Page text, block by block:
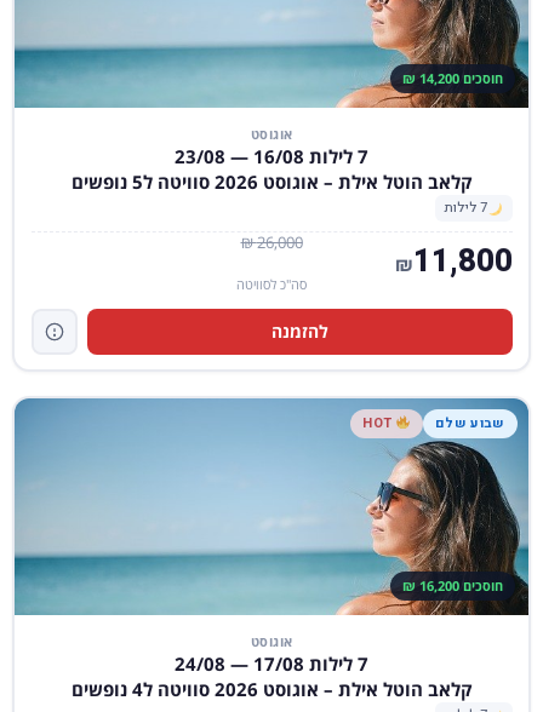
חוסכים 14,200 ₪
אוגוסט
7 לילות 16/08 — 23/08
קלאב הוטל אילת – אוגוסט 2026 סוויטה ל5 נופשים
7 לילות
26,000 ₪ 11,800
₪
סה"כ לסוויטה
להזמנה
שבוע שלם
חוסכים 16,200 ₪
אוגוסט
7 לילות 17/08 — 24/08
קלאב הוטל אילת – אוגוסט 2026 סוויטה ל4 נופשים